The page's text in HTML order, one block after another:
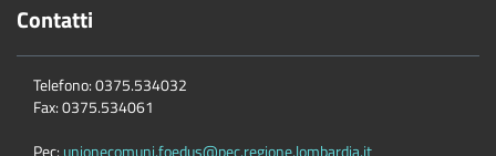
Contatti
Telefono: 0375.534032
Fax: 0375.534061
Pec: unionecomuni.foedus@pec.regione.lombardia.it